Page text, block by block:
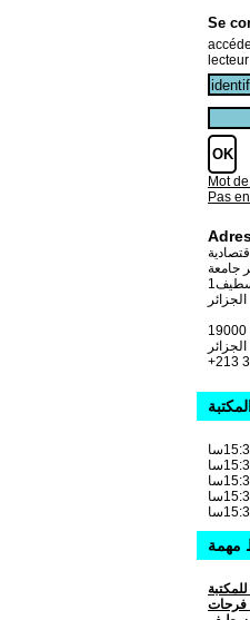
Se
lecteur
Mot
Pas
جامعة
فرحات عباس سطيف1
الجزائر
+213
فرحات